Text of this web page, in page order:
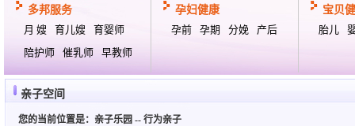
多邦服务
月 嫂
育儿嫂
育婴师
陪护师
催乳师 早教师
孕妇健康
孕前
孕期 分娩 产后
宝贝
胎儿
亲子空间
您的当前位置是： 亲子乐园 -- 行为亲子